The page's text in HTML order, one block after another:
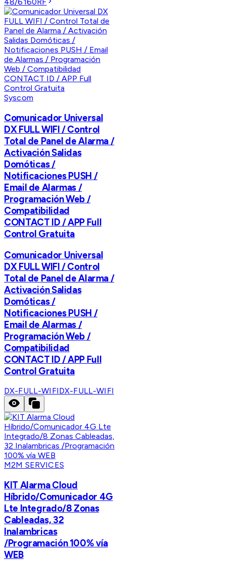
Syscom
Comunicador Universal
DX FULL WIFI / Control
Total de Panel de Alarma /
Activación Salidas
Domóticas /
Notificaciones PUSH /
Email de Alarmas /
Programación Web /
Compatibilidad
CONTACT ID / APP Full
Control Gratuita
Comunicador Universal
DX FULL WIFI / Control
Total de Panel de Alarma /
Activación Salidas
Domóticas /
Notificaciones PUSH /
Email de Alarmas /
Programación Web /
Compatibilidad
CONTACT ID / APP Full
Control Gratuita
DX-FULL-WIFIDX-FULL-WIFI
M2M SERVICES
KIT Alarma Cloud
Híbrido/Comunicador 4G
Lte Integrado/8 Zonas
Cableadas, 32
Inalambricas
/Programación 100% vía
WEB